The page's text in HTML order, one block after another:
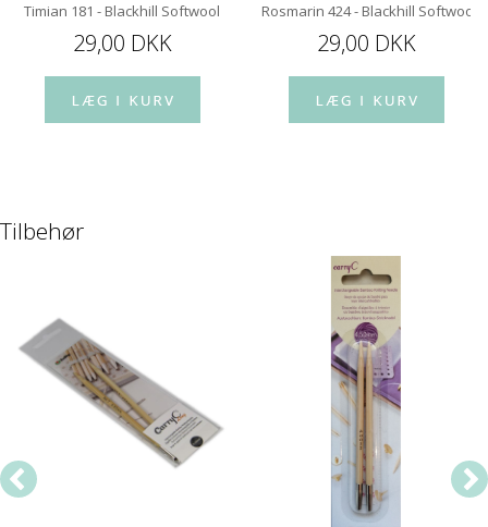
Timian 181 - Blackhill Softwool
29,00 DKK
Rosmarin 424 - Blackhill Softwool
29,00 DKK
Tilbehør